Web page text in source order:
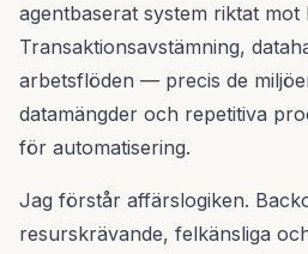
agentbaserat system riktat
Transaktionsavstämning,
arbetsflöden — precis de
datamängder och repetitiva
för automatisering.
Jag förstår affärslogiken.
resurskrävande, felkänsliga